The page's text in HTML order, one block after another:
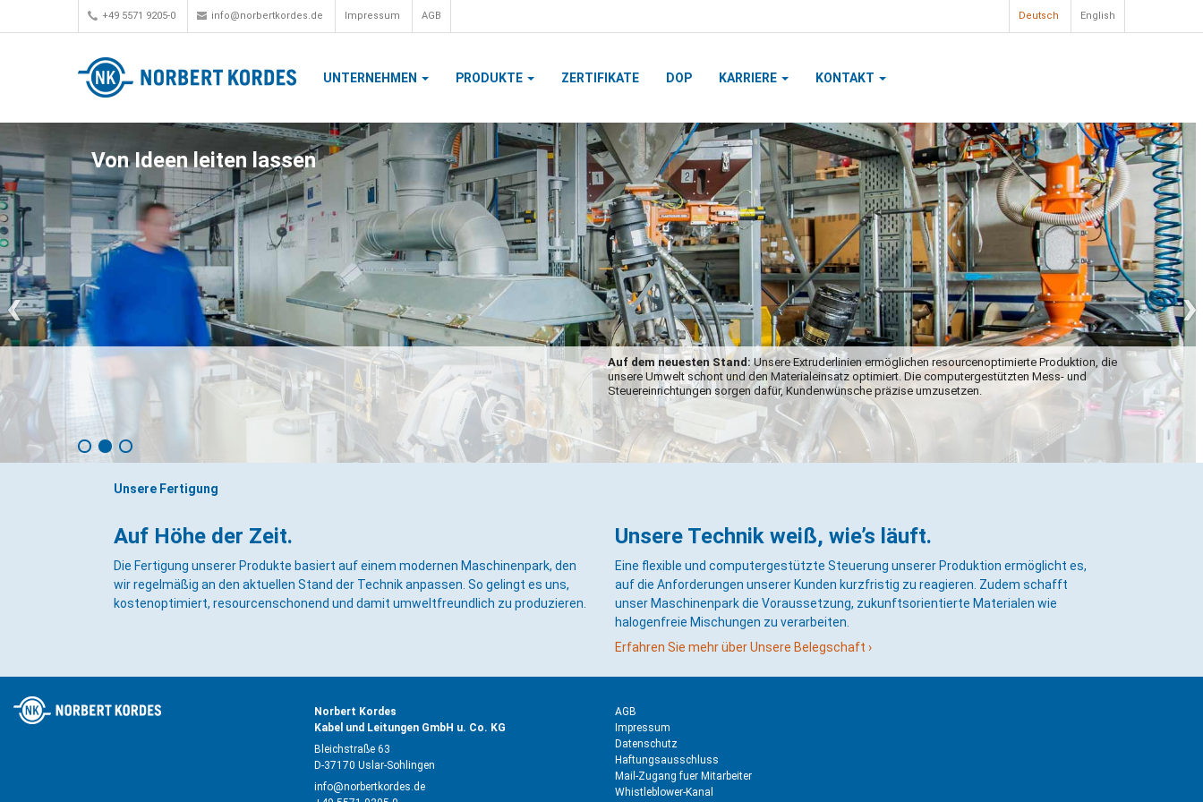
Deutsch English
+49 5571 9205-0 info@norbertkordes.de Impressum AGB
UNTERNEHMEN PRODUKTE ZERTIFIKATE DOP KARRIERE KONTAKT
Von Ideen leiten lassen
Grobzug:Der erste Fertigungsschritt bei der Kabelherstellung ist das Ziehen des
Gießwalzdrahtes. Dieser läuft mit 2m pro Sekunde in die Maschine und verlässt sie mit über 30m
pro Sekunde. In weiteren Fertigungsstufen ziehen wir die Kupferdrähte auf die unterschiedlichen
Leiterquerschnitte.
‹ ›
Unsere Fertigung
Auf Höhe der Zeit.
Die Fertigung unserer Produkte basiert auf einem modernen Maschinenpark, den
wir regelmäßig an den aktuellen Stand der Technik anpassen. So gelingt es uns,
kostenoptimiert, resourcenschonend und damit umweltfreundlich zu produzieren.
Unsere Technik weiß, wie’s läuft.
Eine flexible und computergestützte Steuerung unserer Produktion ermöglicht es,
auf die Anforderungen unserer Kunden kurzfristig zu reagieren. Zudem schafft
unser Maschinenpark die Voraussetzung, zukunftsorientierte Materialen wie
halogenfreie Mischungen zu verarbeiten.
Erfahren Sie mehr über Unsere Belegschaft ›
Norbert Kordes
Kabel und Leitungen GmbH u. Co. KG
Bleichstraße 63
D-37170 Uslar-Sohlingen
info@norbertkordes.de
AGB
Impressum
Datenschutz
Haftungsausschluss
Mail-Zugang fuer Mitarbeiter
Whistleblower-Kanal